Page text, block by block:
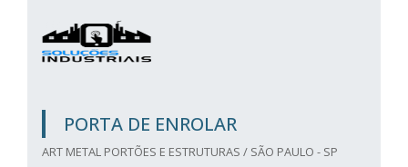
PORTA DE ENROLAR
ART METAL PORTÕES E ESTRUTURAS / SÃO PAULO - SP